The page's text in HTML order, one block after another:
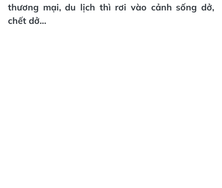
thương mại, du lịch thì rơi vào cảnh sống dở,
chết dở…